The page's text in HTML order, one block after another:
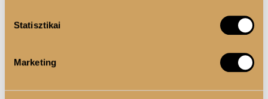
módjairól és adja meg preferenciáit a
Statisztikai
Marketing
BROW FIX - szemöldökformázó zselé
Fixáló, formázó szemöldökzselé, mely egésznap tart. • A